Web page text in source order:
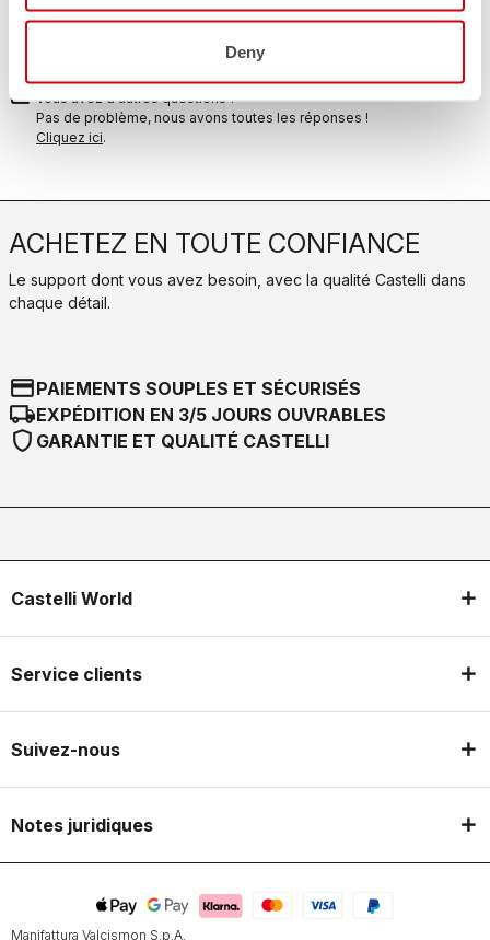
Deny
dans les 30 jours suivant la livraison
Découvrez la politique de retour
quizVous avez d'autres questions ?
Pas de problème, nous avons toutes les réponses !
Cliquez ici.
ACHETEZ EN TOUTE CONFIANCE
Le support dont vous avez besoin, avec la qualité Castelli dans
chaque détail.
credit_cardPAIEMENTS SOUPLES ET SÉCURISÉS
local_shippingEXPÉDITION EN 3/5 JOURS OUVRABLES
shield GARANTIE ET QUALITÉ CASTELLI
Castelli World
Service clients
Suivez-nous
Notes juridiques
Manifattura Valcismon S.p.A.